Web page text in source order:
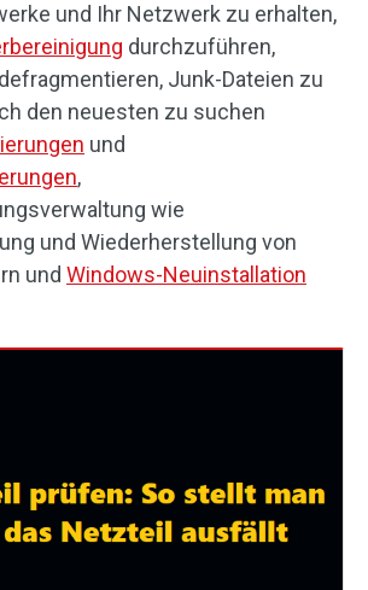
und Ihr Netzwerk zu erhalten,
durchzuführen,
Junk-Dateien zu
den neuesten zu suchen
und
,
wie
und Wiederherstellung von
und Windows-Neuinstallation